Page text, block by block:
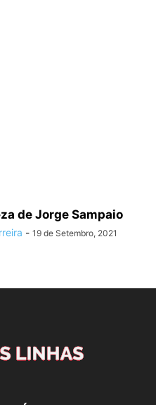
de Jorge Sampaio
- 19 de Setembro, 2021